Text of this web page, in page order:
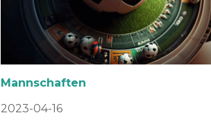
Mannschaften
2023-04-16